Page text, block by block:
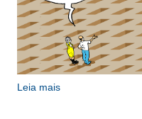
Leia mais